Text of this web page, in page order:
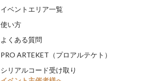
イベントエリア一覧
使い方
よくある質問
PRO ARTEKET（プロアルテケト）
シリアルコード受け取り